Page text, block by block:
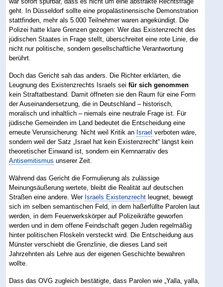
geht. In Düsseldorf sollte eine propalästinensische Demonstration
stattfinden, mehr als 5.000 Teilnehmer waren angekündigt. Die
Polizei hatte klare Grenzen gezogen: Wer das Existenzrecht des
jüdischen Staates in Frage stellt, überschreitet eine rote Linie, die
nicht nur politische, sondern gesellschaftliche Verantwortung
berührt.
Doch das Gericht sah das anders. Die Richter erklärten, die
Leugnung des Existenzrechts Israels seifür sich genommen
kein Straftatbestand. Damit öffneten sie den Raum für eine Form
der Auseinandersetzung, die in Deutschland – historisch,
moralisch und inhaltlich – niemals eine neutrale Frage ist. Für
jüdische Gemeinden im Land bedeutet die Entscheidung eine
erneute Verunsicherung: Nicht weil Kritik an Israel verboten wäre,
sondern weil der Satz „Israel hat kein Existenzrecht“ längst kein
theoretischer Einwand ist, sondern ein Kernnarrativ des
Antisemitismus unserer Zeit.
Während das Gericht die Formulierung als zulässige
Meinungsäußerung wertete, bleibt die Realität auf deutschen
Straßen eine andere. Wer Israels Existenzrecht leugnet, bewegt
sich im selben semantischen Feld, in dem haßerfüllte Parolen laut
werden, in dem Feuerwerkskörper auf Polizeikräfte geworfen
werden und in dem offene Feindschaft gegen Juden regelmäßig
hinter politischen Floskeln versteckt wird. Die Entscheidung aus
Münster verschiebt die Grenzlinie, die dieses Land seit
Jahrzehnten als Lehre aus der eigenen Geschichte bewahren
wollte.
Dass das OVG zugleich bestätigte, dass Parolen wie „Yalla, yalla,